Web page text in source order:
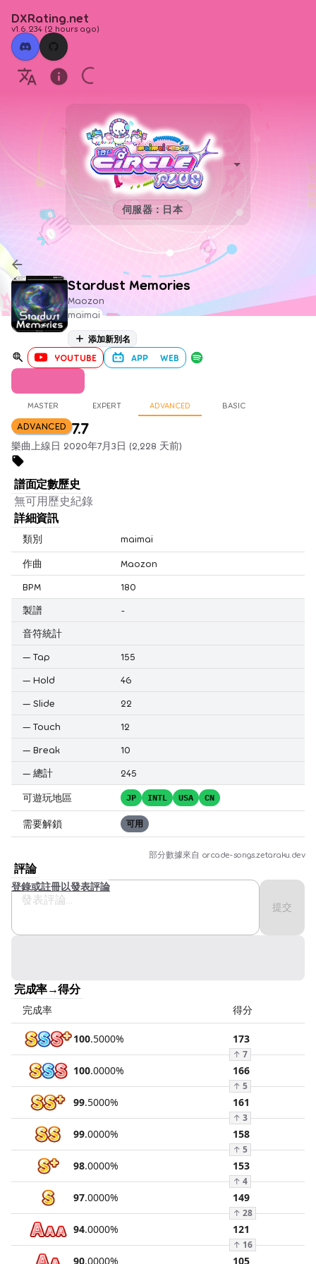
DXRating.net
v1.6.234 (2 hours ago)
伺服器：日本
Stardust Memories
Maozon
maimai
添加新別名
YOUTUBE APP WEB
MASTER EXPERT ADVANCED BASIC
ADVANCED 7.7
樂曲上線日 2020年7月3日 (2,228 天前)
譜面定數歷史
無可用歷史紀錄
詳細資訊
類別 maimai
作曲
Maozon
BPM
180
製譜
-
音符統計
— Tap
155
— Hold
46
— Slide
22
— Touch
12
— Break
10
— 總計 245
可遊玩地區 JP INTL USA CN
需要解鎖 可用
部分數據來自 arcade-songs.zetaraku.dev
評論
提交
登錄或註冊以發表評論
完成率→得分
完成率 得分
100.5000% 173
↑ 7
100.0000% 166
↑ 5
99.5000% 161
↑ 3
99.0000% 158
↑ 5
98.0000% 153
↑ 4
97.0000% 149
↑ 28
94.0000% 121
↑ 16
90.0000% 105